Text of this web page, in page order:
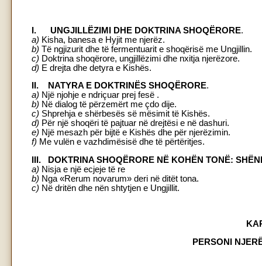
I. UNGJILLËZIMI DHE DOKTRINA SHOQËRORE.
a) Kisha, banesa e Hyjit me njerëz.
b) Të ngjizurit dhe të fermentuarit e shoqërisë me Ungjillin.
c) Doktrina shoqërore, ungjillëzimi dhe nxitja njerëzore.
d) E drejta dhe detyra e Kishës.
II. NATYRA E DOKTRINËS SHOQËRORE.
a) Një njohje e ndriçuar prej fesë .
b) Në dialog të përzemërt me çdo dije.
c) Shprehja e shërbesës së mësimit të Kishës.
d) Për një shoqëri të pajtuar në drejtësi e në dashuri.
e) Një mesazh për bijtë e Kishës dhe për njerëzimin.
f) Me vulën e vazhdimësisë dhe të përtëritjes.
III. DOKTRINA SHOQËRORE NË KOHËN TONË:
a) Nisja e një ecjeje të re
b) Nga «Rerum novarum» deri në ditët tona.
c) Në dritën dhe nën shtytjen e Ungjillit.
PERSONI